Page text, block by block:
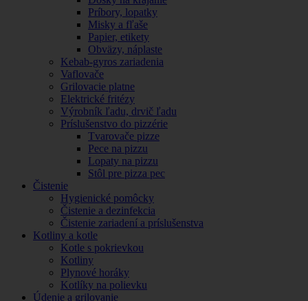
Príbory, lopatky
Misky a fľaše
Papier, etikety
Obväzy, náplaste
Kebab-gyros zariadenia
Vaflovače
Grilovacie platne
Elektrické fritézy
Výrobník ľadu, drvič ľadu
Príslušenstvo do pizzérie
Tvarovače pizze
Pece na pizzu
Lopaty na pizzu
Stôl pre pizza pec
Čistenie
Hygienické pomôcky
Čistenie a dezinfekcia
Čistenie zariadení a príslušenstva
Kotliny a kotle
Kotle s pokrievkou
Kotliny
Plynové horáky
Kotlíky na polievku
Údenie a grilovanie